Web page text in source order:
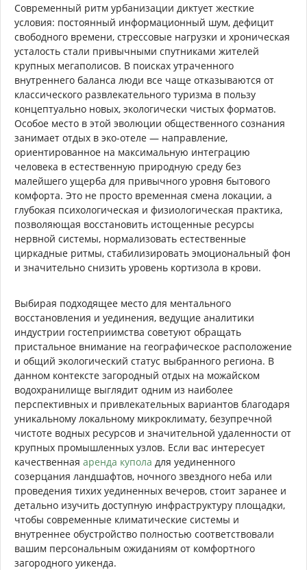
Современный ритм урбанизации диктует жесткие
условия: постоянный информационный шум, дефицит
свободного времени, стрессовые нагрузки и хроническая
усталость стали привычными спутниками жителей
крупных мегаполисов. В поисках утраченного
внутреннего баланса люди все чаще отказываются от
классического развлекательного туризма в пользу
концептуально новых, экологически чистых форматов.
Особое место в этой эволюции общественного сознания
занимает отдых в эко-отеле — направление,
ориентированное на максимальную интеграцию
человека в естественную природную среду без
малейшего ущерба для привычного уровня бытового
комфорта. Это не просто временная смена локации, а
глубокая психологическая и физиологическая практика,
позволяющая восстановить истощенные ресурсы
нервной системы, нормализовать естественные
циркадные ритмы, стабилизировать эмоциональный фон
и значительно снизить уровень кортизола в крови.
Выбирая подходящее место для ментального
восстановления и уединения, ведущие аналитики
индустрии гостеприимства советуют обращать
пристальное внимание на географическое расположение
и общий экологический статус выбранного региона. В
данном контексте загородный отдых на можайском
водохранилище выглядит одним из наиболее
перспективных и привлекательных вариантов благодаря
уникальному локальному микроклимату, безупречной
чистоте водных ресурсов и значительной удаленности от
крупных промышленных узлов. Если вас интересует
качественная аренда купола для уединенного
созерцания ландшафтов, ночного звездного неба или
проведения тихих уединенных вечеров, стоит заранее и
детально изучить доступную инфраструктуру площадки,
чтобы современные климатические системы и
внутреннее обустройство полностью соответствовали
вашим персональным ожиданиям от комфортного
загородного уикенда.